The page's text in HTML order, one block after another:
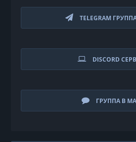
TELEGRAM
DISCORD
ГРУППА В